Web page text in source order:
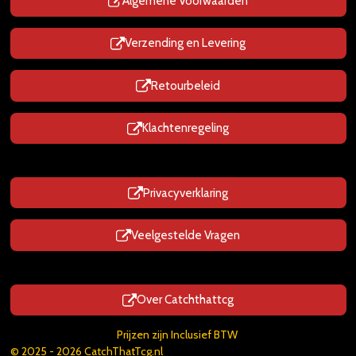
Verzending en Levering
Retourbeleid
Klachtenregeling
Privacyverklaring
Veelgestelde Vragen
Over Catchthattcg
Prijzen zijn Inclusief BTW
© 2025 - 2026 CatchThatTcg.nl